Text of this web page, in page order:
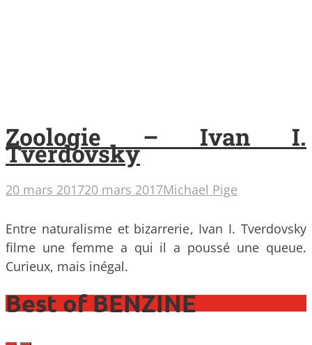
Zoologie – Ivan I.
Tverdovsky
20 mars 201720 mars 2017Michael Pige
Entre naturalisme et bizarrerie, Ivan I. Tverdovsky
filme une femme a qui il a poussé une queue.
Curieux, mais inégal.
Best of BENZINE